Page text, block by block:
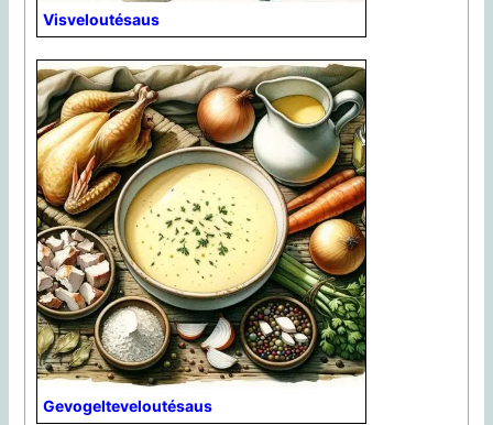
Visveloutésaus
Gevogelteveloutésaus